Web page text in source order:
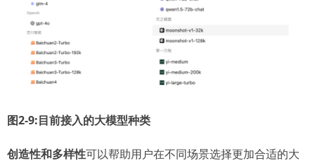
图2-9:目前接入的大模型种类
创造性和多样性可以帮助用户在不同场景选择更加合适的大